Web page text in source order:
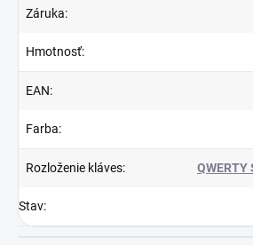
Záruka:
Hmotnosť:
EAN:
Farba:
Rozloženie kláves:
Stav: